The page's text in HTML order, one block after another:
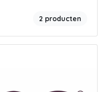
2 producten